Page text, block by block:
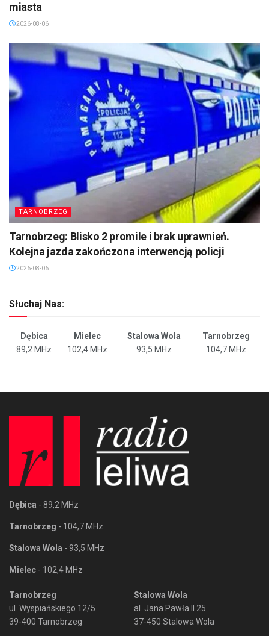
miasta
2026-08-06
TARNOBRZEG
Tarnobrzeg: Blisko 2 promile i brak uprawnień.
Kolejna jazda zakończona interwencją policji
2026-08-06
Słuchaj Nas:
Dębica Mielec Stalowa Wola
Tarnobrzeg
89,2 MHz
102,4 MHz 93,5 MHz 104,7 MHz
Dębica - 89,2 MHz
Tarnobrzeg - 104,7 MHz
Stalowa Wola - 93,5 MHz
Mielec - 102,4 MHz
Tarnobrzeg
ul. Wyspiańskiego 12/5
39-400 Tarnobrzeg
Stalowa Wola
al. Jana Pawła II 25
37-450 Stalowa Wola